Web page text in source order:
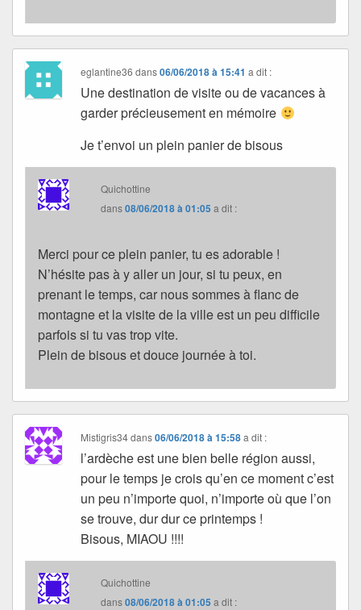
eglantine36 dans06/06/2018 à 15:41 a dit :
Une destination de visite ou de vacances à
garder précieusement en mémoire
Je t’envoi un plein panier de bisous
Quichottine
dans08/06/2018 à 01:05 a dit :
Merci pour ce plein panier, tu es adorable !
N’hésite pas à y aller un jour, si tu peux, en
prenant le temps, car nous sommes à flanc de
montagne et la visite de la ville est un peu difficile
parfois si tu vas trop vite.
Plein de bisous et douce journée à toi.
Mistigris34dans06/06/2018 à 15:58 a dit :
l’ardèche est une bien belle région aussi,
pour le temps je crois qu’en ce moment c’est
un peu n’importe quoi, n’importe où que l’on
se trouve, dur dur ce printemps !
Bisous, MIAOU !!!!
Quichottine
dans08/06/2018 à 01:05 a dit :